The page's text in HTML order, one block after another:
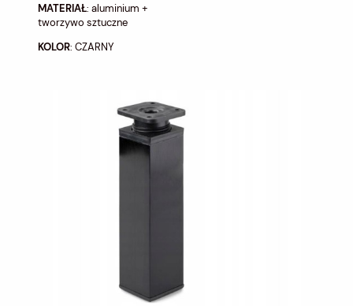
MATERIAŁ: aluminium +
tworzywo sztuczne
KOLOR: CZARNY